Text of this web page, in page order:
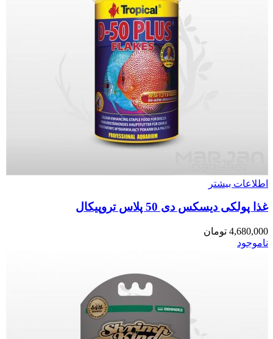
اطلاعات بیشتر
غذا پولکی دیسکس دی 50 پلاس تروپیکال
4,680,000 تومان
ناموجود